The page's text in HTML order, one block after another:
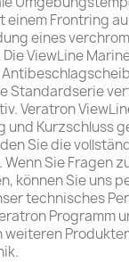
einem Frontring
eines
Die ViewLine
Standardserie
Veratron
und Kurzschluss
Sie die
Sie Fragen
können Sie uns
technisches
Programm
weiteren